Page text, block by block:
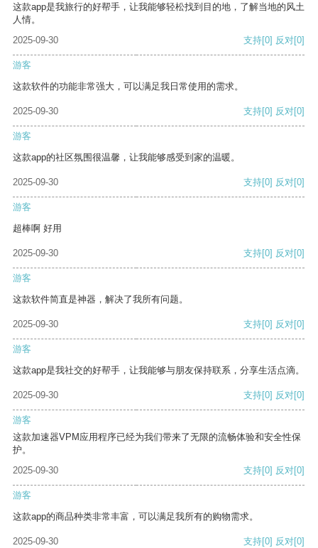
这款app是我旅行的好帮手，让我能够轻松找到目的地，了解当地的风土
人情。
2025-09-30
支持[0] 反对[0]
游客
这款软件的功能非常强大，可以满足我日常使用的需求。
2025-09-30 支持[0] 反对[0]
游客
这款app的社区氛围很温馨，让我能够感受到家的温暖。
2025-09-30 支持[0] 反对[0]
游客
超棒啊 好用
2025-09-30 支持[0] 反对[0]
游客
这款软件简直是神器，解决了我所有问题。
2025-09-30 支持[0] 反对[0]
游客
这款app是我社交的好帮手，让我能够与朋友保持联系，分享生活点滴。
2025-09-30 支持[0] 反对[0]
游客
这款加速器VPM应用程序已经为我们带来了无限的流畅体验和安全性保
护。
2025-09-30
支持[0] 反对[0]
游客
这款app的商品种类非常丰富，可以满足我所有的购物需求。
2025-09-30 支持[0] 反对[0]